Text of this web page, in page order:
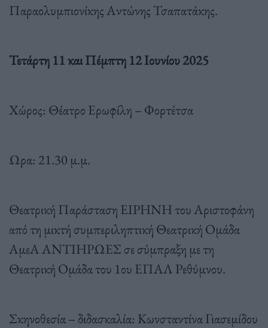
Παραολυμπιονίκης Αντώνης Τσαπατάκης.
Τετάρτη 11 και Πέμπτη 12 Ιουνίου 2025
Χώρος: Θέατρο Ερωφίλη – Φορτέτσα
Ωρα: 21.30 μ.μ.
Θεατρική Παράσταση ΕΙΡΗΝΗ του Αριστοφάνη
από τη μικτή συμπεριληπτική Θεατρική Ομάδα
ΑμεΑ ΑΝΤΙΗΡΩΕΣ σε σύμπραξη με τη
Θεατρική Ομάδα του 1ου ΕΠΑΛ Ρεθύμνου.
Σκηνοθεσία – διδασκαλία: Κωνσταντίνα Γιασεμίδου